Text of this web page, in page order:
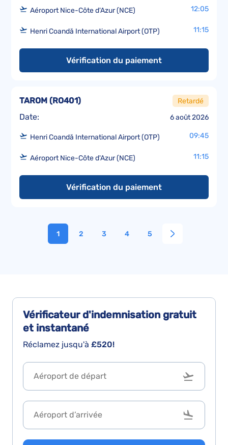
Aéroport Nice-Côte d'Azur (NCE) 12:05
Henri Coandă International Airport (OTP) 11:15
Vérification du paiement
Date: 6 août 2026
TAROM (RO401) Retardé
Henri Coandă International Airport (OTP) 09:45
Aéroport Nice-Côte d'Azur (NCE) 11:15
Vérification du paiement
1 2 3 4 5
Vérificateur d'indemnisation gratuit
et instantané
Réclamez jusqu'à £520!